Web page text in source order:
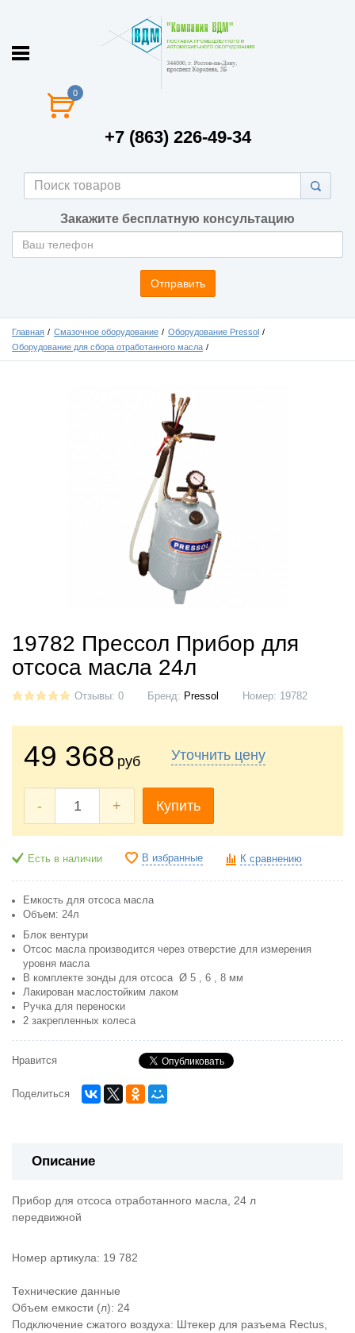
0
+7 (863) 226-49-34
Закажите бесплатную консультацию
Отправить
Главная Смазочное оборудование
Оборудование Pressol
Оборудование для сбора отработанного масла
19782 Прессол Прибор для
отсоса масла 24л
Отзывы: 0 Бренд: Pressol Номер: 19782
49 368 руб
- + Купить
Уточнить цену
Есть в наличии В избранные К сравнению
Емкость для отсоса масла
Объем: 24л
Блок вентури
Отсос масла производится через отверстие для измерения
уровня масла
В комплекте зонды для отсоса Ø 5 , 6 , 8 мм
Лакирован маслостойким лаком
Ручка для переноски
2 закрепленных колеса
Нравится
Поделиться
Описание
Прибор для отсоса отработанного масла, 24 л
передвижной
Номер артикула: 19 782
Технические данные
Объем емкости (л): 24
Подключение сжатого воздуха: Штекер для разъема Rectus,